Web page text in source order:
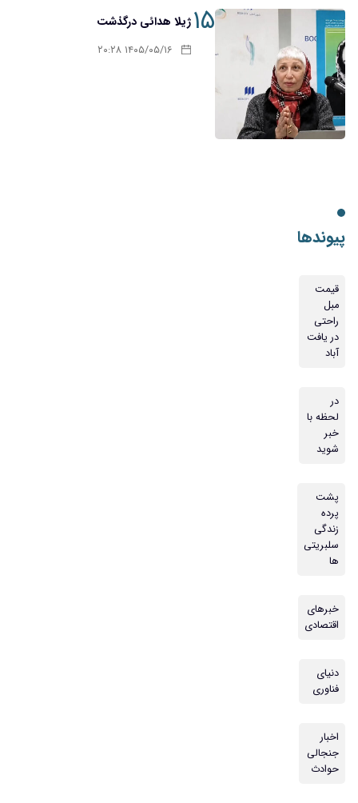
۱۵ژیلا هدائی درگذشت
۱۴۰۵/۰۵/۱۶ ۲۰:۲۸
پیوندها
قیمت
مبل
راحتی
در یافت
آباد
در
لحظه با
خبر
شوید
پشت
پرده
زندگی
سلبریتی
ها
خبرهای
اقتصادی
دنیای
فناوری
اخبار
جنجالی
حوادث